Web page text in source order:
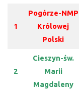
1
Pogórze-NMP
Królowej
Polski
2
Cieszyn-św.
Marii
Magdaleny